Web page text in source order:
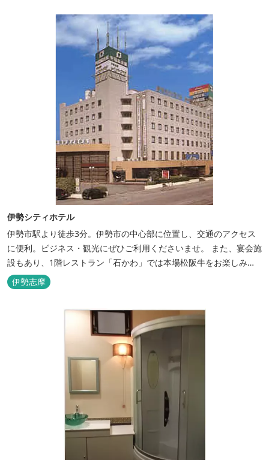
伊勢シティホテル
伊勢市駅より徒歩3分。伊勢市の中心部に位置し、交通のアクセス
に便利。ビジネス・観光にぜひご利用くださいませ。 また、宴会施
設もあり、1階レストラン「石かわ」では本場松阪牛をお楽しみい
ただけます。
伊勢志摩